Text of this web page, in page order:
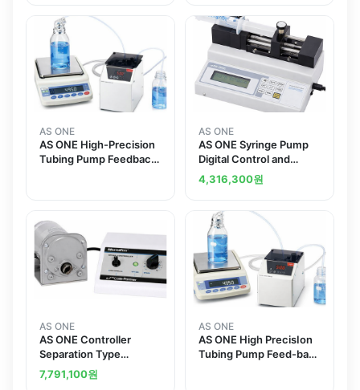
AS ONE
AS ONE High-Precision
Tubing Pump Feedback
AS ONE
AS ONE Syringe Pump
Digital Control and
others
4,316,300원
AS ONE
AS ONE Controller
Separation Type
Variable Pump 컨트롤러
분리형 가변 펌프
7,791,100원
AS ONE
AS ONE High PrecisIon
Tubing Pump Feed-back